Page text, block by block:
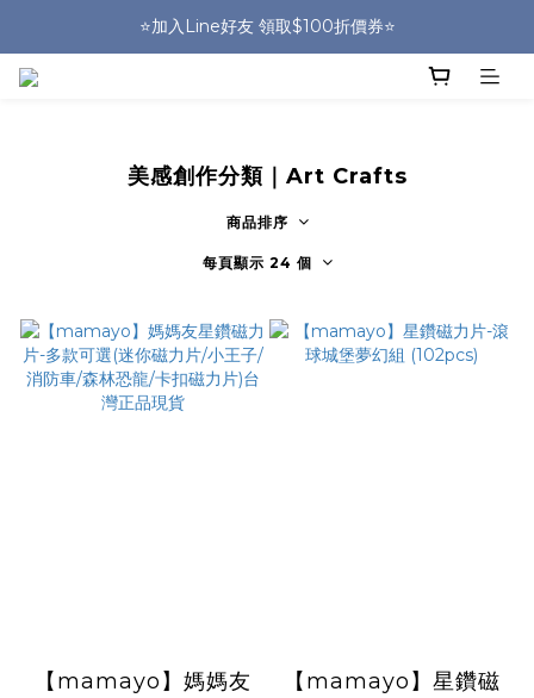
🎒HUGGER實體門市~實背才知道🎒
⭐️加入Line好友 領取$100折價券⭐️
美感創作分類｜Art Crafts
商品排序
每頁顯示 24 個
【mamayo】媽媽友
【mamayo】星鑽磁